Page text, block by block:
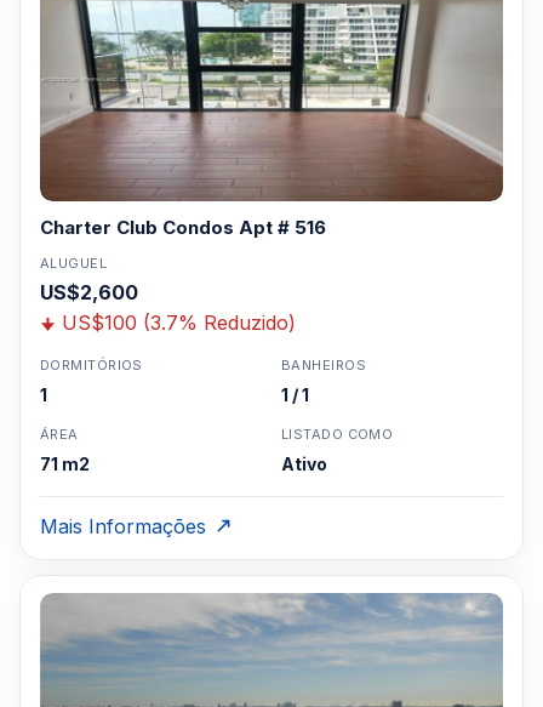
Charter Club Condos Apt # 516
ALUGUEL
US$2,600
US$100 (3.7% Reduzido)
DORMITÓRIOS
1
BANHEIROS
1 / 1
ÁREA
71 m2
LISTADO COMO
Ativo
Mais Informações